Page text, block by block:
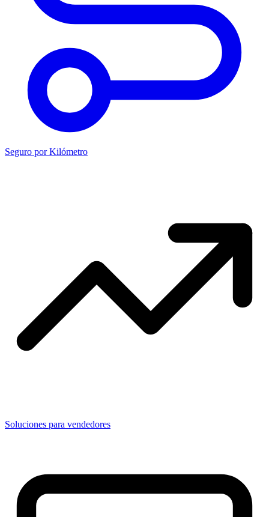
Seguro por Kilómetro
Soluciones para vendedores